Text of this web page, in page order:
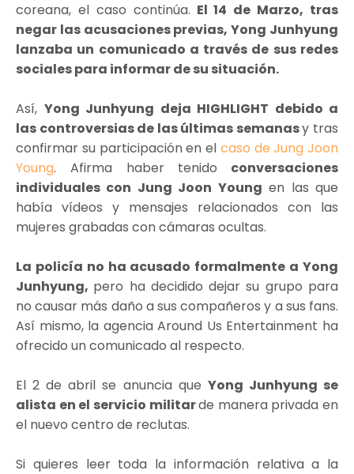
coreana, el caso continúa. El 14 de Marzo, tras
negar las acusaciones previas, Yong Junhyung
lanzaba un comunicado a través de sus redes
sociales para informar de su situación.
Así, Yong Junhyung deja HIGHLIGHT debido a
las controversias de las últimas semanasy tras
confirmar su participación en el caso de Jung Joon
Young. Afirma haber tenido conversaciones
individuales con Jung Joon Young en las que
había vídeos y mensajes relacionados con las
mujeres grabadas con cámaras ocultas.
La policía no ha acusado formalmente a Yong
Junhyung, pero ha decidido dejar su grupo para
no causar más daño a sus compañeros y a sus fans.
Así mismo, la agencia Around Us Entertainment ha
ofrecido un comunicado al respecto.
El 2 de abril se anuncia que Yong Junhyung se
alista en el servicio militarde manera privada en
el nuevo centro de reclutas.
Si quieres leer toda la información relativa a la